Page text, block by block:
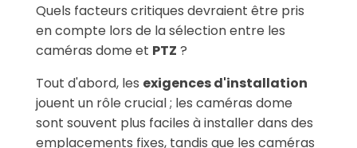
Quels facteurs critiques devraient être pris
en compte lors de la sélection entre les
caméras dome et PTZ ?
Tout d'abord, les exigences d'installation
jouent un rôle crucial ; les caméras dome
sont souvent plus faciles à installer dans des
emplacements fixes, tandis que les caméras